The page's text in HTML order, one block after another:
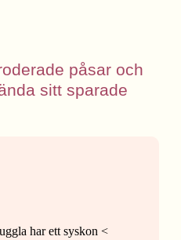
påsar och
sitt sparade
har ett syskon <